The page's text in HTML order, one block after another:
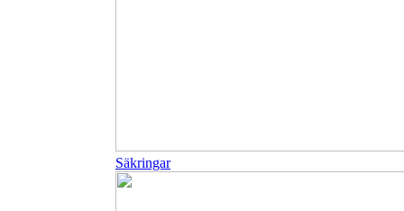
Säkringar